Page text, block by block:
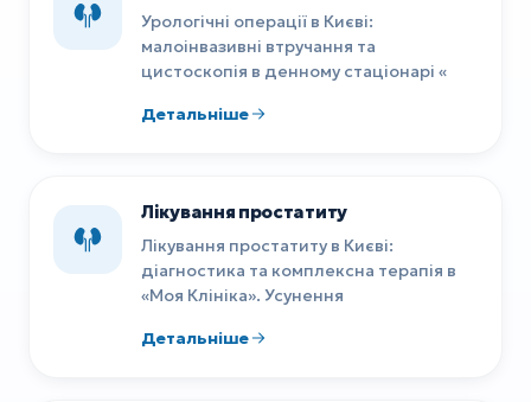
Урологічні операції в Києві:
малоінвазивні втручання та
цистоскопія в денному стаціонарі «
Детальніше
Лікування простатиту
Лікування простатиту в Києві:
діагностика та комплексна терапія в
«Моя Клініка». Усунення
Детальніше